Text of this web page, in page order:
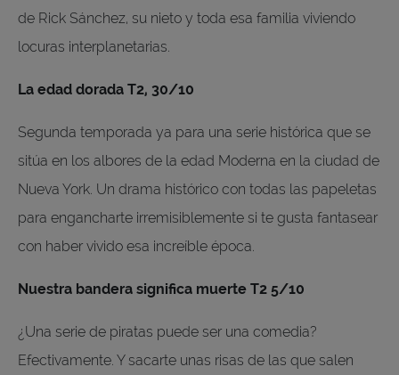
de Rick Sánchez, su nieto y toda esa familia viviendo
locuras interplanetarias.
La edad dorada T2, 30/10
Segunda temporada ya para una serie histórica que se
sitúa en los albores de la edad Moderna en la ciudad de
Nueva York. Un drama histórico con todas las papeletas
para engancharte irremisiblemente si te gusta fantasear
con haber vivido esa increíble época.
Nuestra bandera significa muerte T2 5/10
¿Una serie de piratas puede ser una comedia?
Efectivamente. Y sacarte unas risas de las que salen